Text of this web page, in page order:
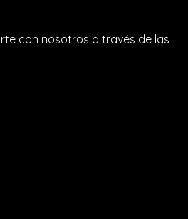
con nosotros a través de las